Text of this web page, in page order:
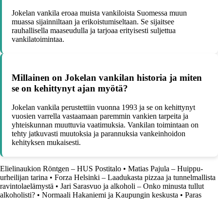
Jokelan vankila eroaa muista vankiloista Suomessa muun
muassa sijainniltaan ja erikoistumiseltaan. Se sijaitsee
rauhallisella maaseudulla ja tarjoaa erityisesti suljettua
vankilatoimintaa.
Millainen on Jokelan vankilan historia ja miten
se on kehittynyt ajan myötä?
Jokelan vankila perustettiin vuonna 1993 ja se on kehittynyt
vuosien varrella vastaamaan paremmin vankien tarpeita ja
yhteiskunnan muuttuvia vaatimuksia. Vankilan toimintaan on
tehty jatkuvasti muutoksia ja parannuksia vankeinhoidon
kehityksen mukaisesti.
Elielinaukion Röntgen – HUS Postitalo • Matias Pajula – Huippu-
urheilijan tarina • Forza Helsinki – Laadukasta pizzaa ja tunnelmallista
ravintolaelämystä • Jari Sarasvuo ja alkoholi – Onko minusta tullut
alkoholisti? • Normaali Hakaniemi ja Kaupungin keskusta • Paras